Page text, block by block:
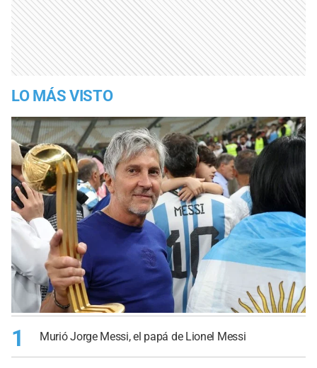
LO MÁS VISTO
1 Murió Jorge Messi, el papá de Lionel Messi